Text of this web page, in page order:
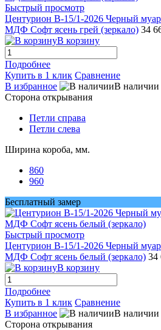
Быстрый просмотр
Центурион В-15/1-2026 Черный
МДФ Софт ясень грей (зеркало) 34
В корзину
Подробнее
Купить в 1 клик Сравнение
В избранное
В наличии
Сторона открывания
Петли справа
Петли слева
Ширина короба, мм.
860
960
Бесплатный замер
Быстрый просмотр
Центурион В-15/1-2026 Черный
МДФ Софт ясень белый (зеркало) 34
В корзину
Подробнее
Купить в 1 клик Сравнение
В избранное
В наличии
Сторона открывания